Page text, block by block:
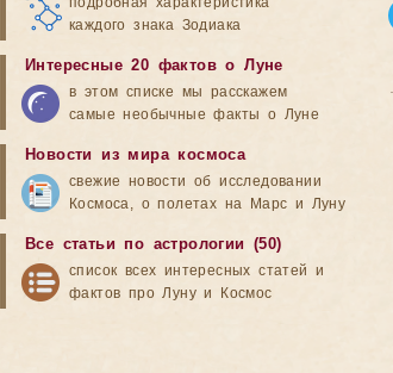
каждого знака Зодиака
Интересные 20 фактов о Луне
в этом списке мы расскажем
самые необычные факты о Луне
Новости из мира космоса
свежие новости об исследовании
Космоса, о полетах на Марс и Луну
Все статьи по астрологии (50)
список всех интересных статей и
фактов про Луну и Космос